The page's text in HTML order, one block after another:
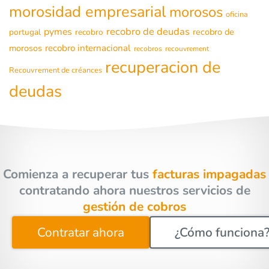
morosidad empresarialmorosos oficina
portugal pymes recobro recobro de deudas recobro de
morosos recobro internacional recobros recouvrement
Recouvrement de créances recuperacion de
deudas
Comienza a recuperar tus facturas impagadas
contratando ahora nuestros servicios de
gestión de cobros
Contratar ahora
¿Cómo funciona?